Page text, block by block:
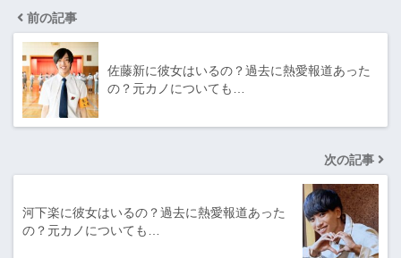
前の記事
佐藤新に彼女はいるの？過去に熱愛報道あった
の？元カノについても…
次の記事
河下楽に彼女はいるの？過去に熱愛報道あった
の？元カノについても…